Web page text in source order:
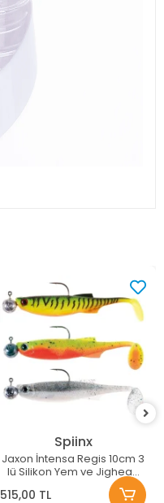
Spiinx
Jaxon İntensa Regis 10cm 3
lü Silikon Yem ve Jighead
515,00 TL